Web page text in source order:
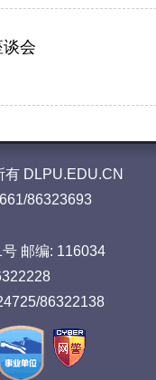
会
DLPU.EDU.CN
86323693
邮编: 116034
86322138